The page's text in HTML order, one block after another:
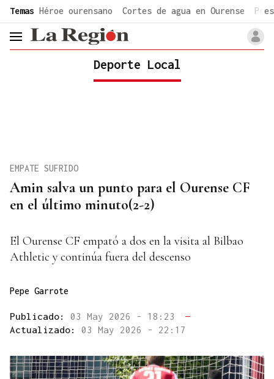
common.go-to-content
Temas Héroe ourensano Cortes de agua en Ourense
header.menu.open
Deporte Local
Amin salva un punto para el Ourense CF
en el último minuto(2-2)
EMPATE SUFRIDO
El Ourense CF empató a dos en la visita al Bilbao
Athletic y continúa fuera del descenso
Pepe Garrote
Publicado: 03 May 2026 - 18:23
—
Actualizado: 03 May 2026 - 22:17